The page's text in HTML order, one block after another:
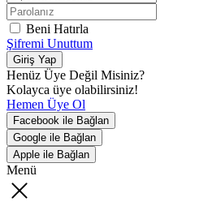
Beni Hatırla
Şifremi Unuttum
Giriş Yap
Henüz Üye Değil Misiniz?
Kolayca üye olabilirsiniz!
Hemen Üye Ol
Facebook ile Bağlan
Google ile Bağlan
Apple ile Bağlan
Menü